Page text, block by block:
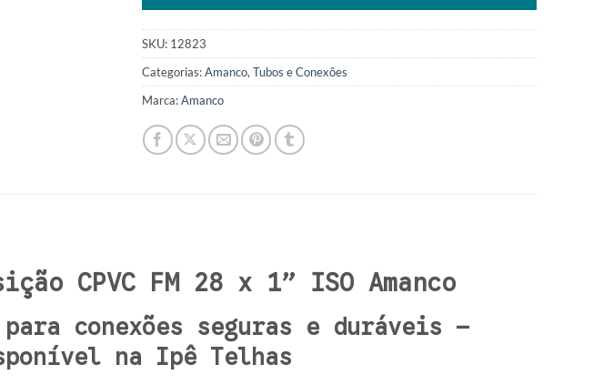
SKU: 12823
Categorias:Amanco, Tubos e Conexões
Marca:Amanco
CPVC FM 28 x 1” ISO Amanco
conexões seguras e duráveis –
na Ipê Telhas